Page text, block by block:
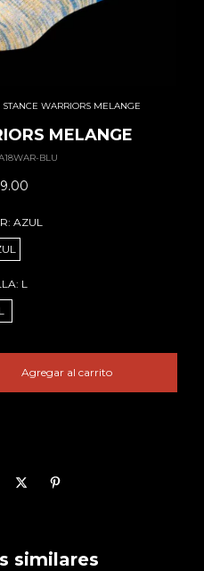
STANCE WARRIORS MELANGE
MELANGE
BLU
AZUL
L
L
similares